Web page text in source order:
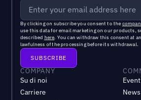
By clicking on subscribe you consent to the
use this data for email marketing on our products,
described here. You can withdraw this consent at
lawfulness of the processing before its withdrawal.
COMPANY
Su di noi
Carriere